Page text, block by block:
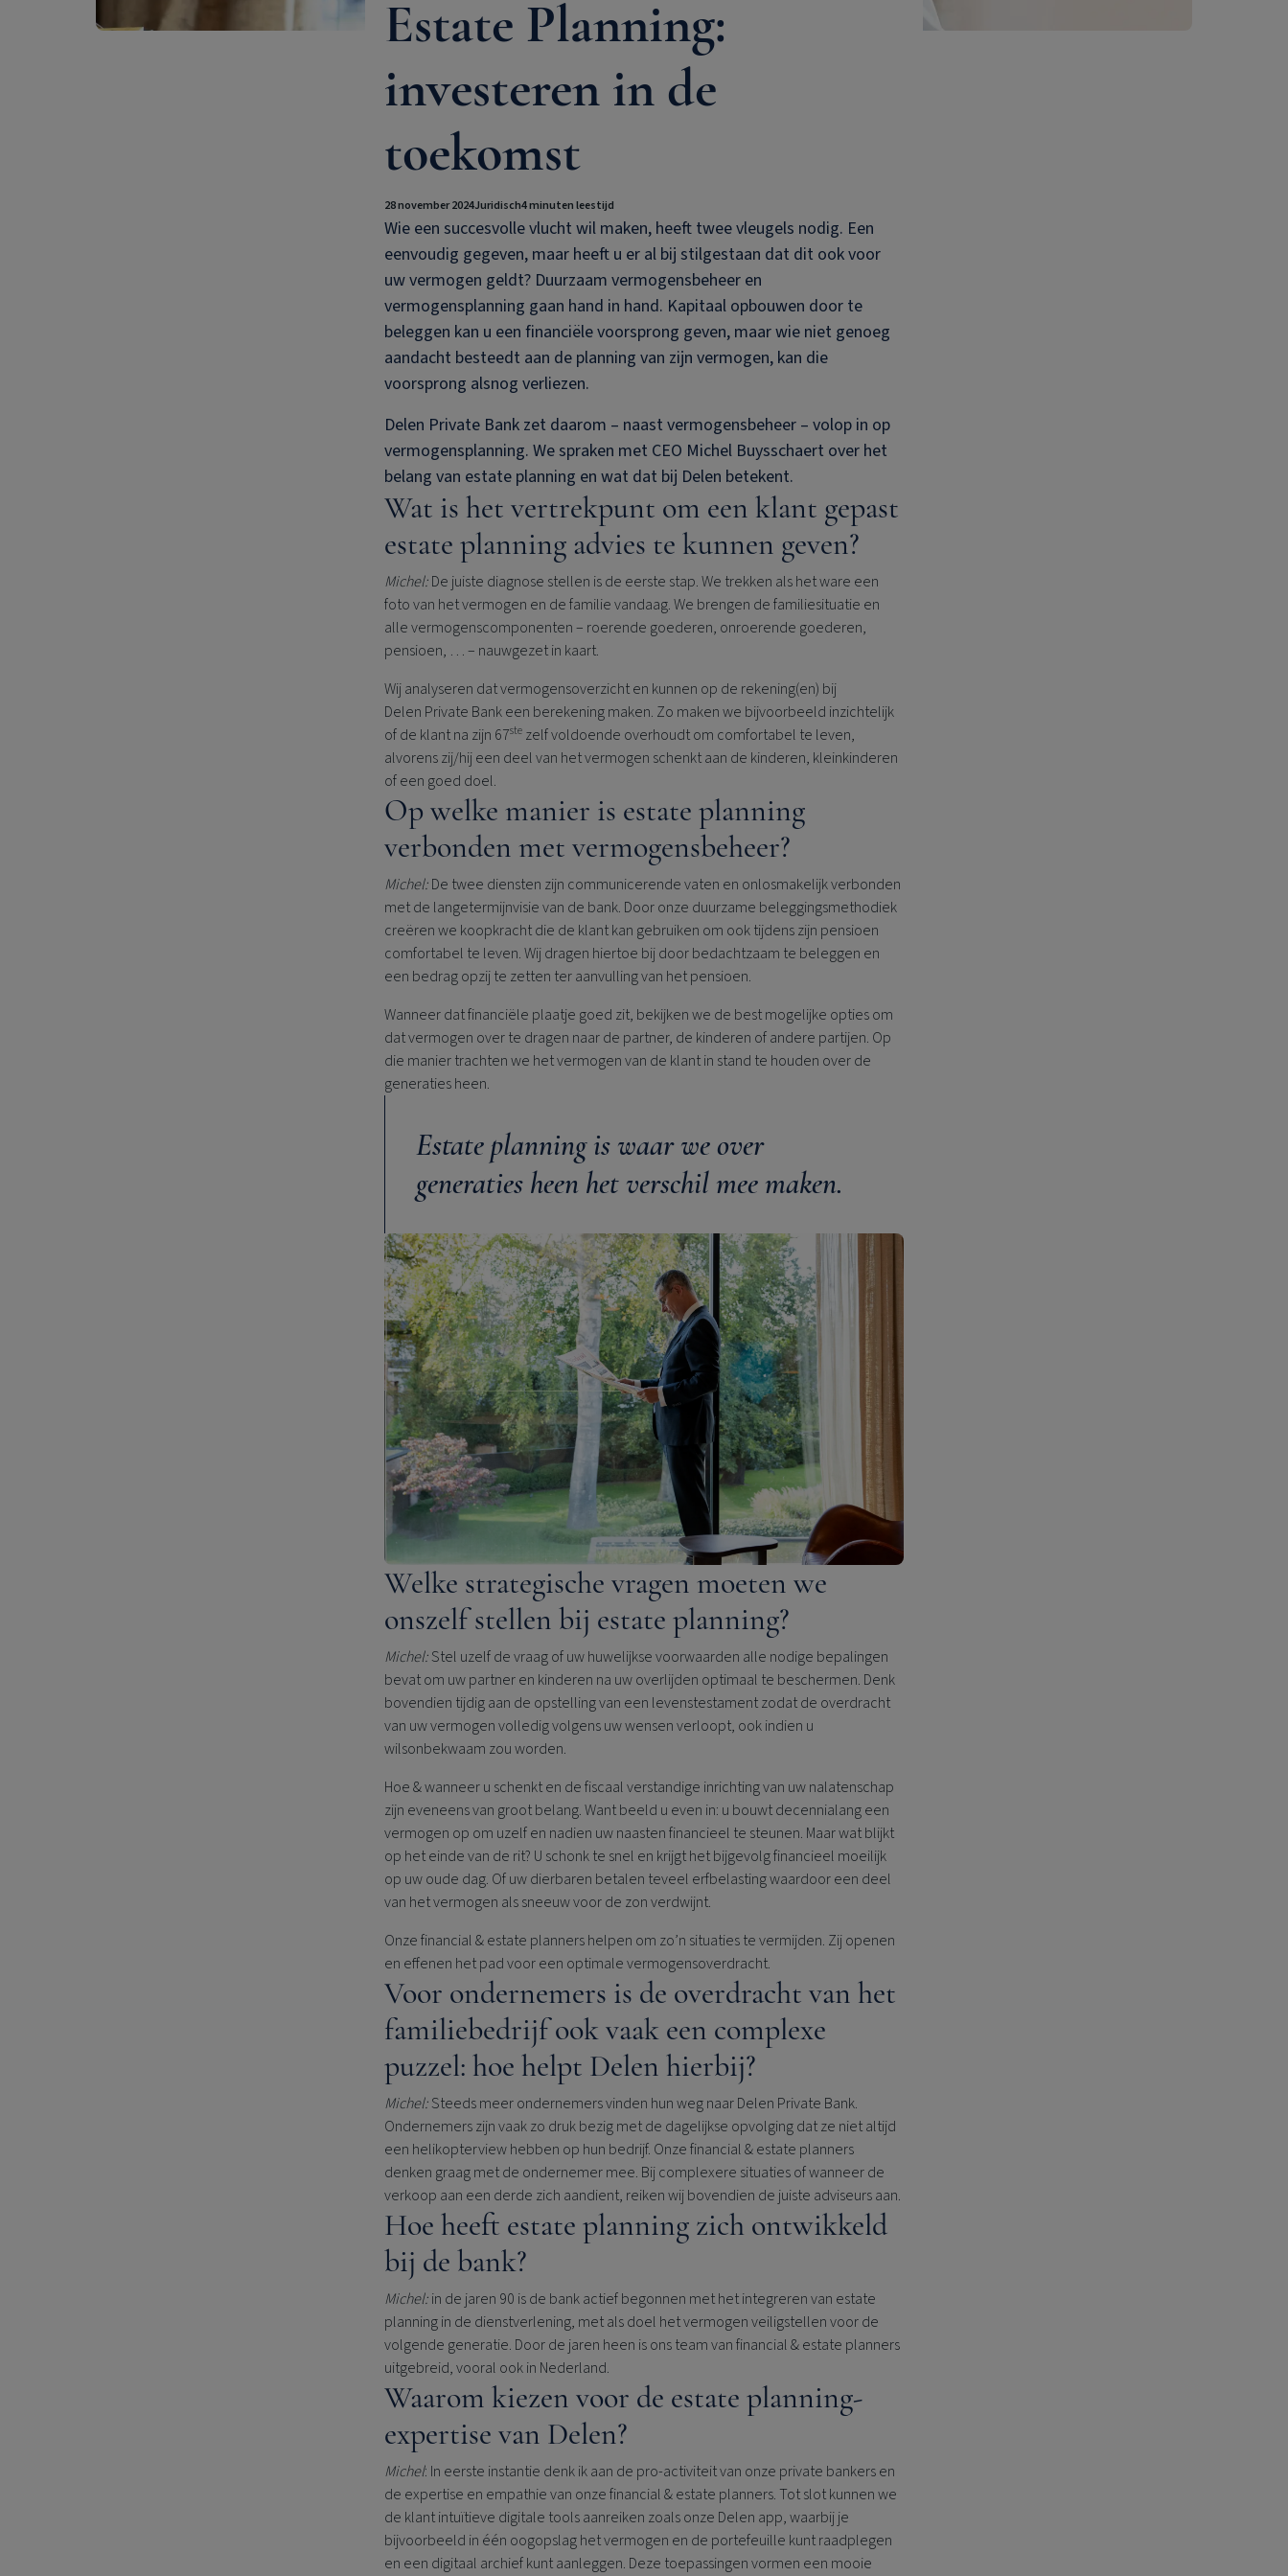
Estate Planning:
investeren in de
toekomst
28 november 2024Juridisch4 minuten leestijd
Wie een succesvolle vlucht wil maken, heeft twee vleugels nodig. Een
eenvoudig gegeven, maar heeft u er al bij stilgestaan dat dit ook voor
uw vermogen geldt? Duurzaam vermogensbeheer en
vermogensplanning gaan hand in hand. Kapitaal opbouwen door te
beleggen kan u een financiële voorsprong geven, maar wie niet genoeg
aandacht besteedt aan de planning van zijn vermogen, kan die
voorsprong alsnog verliezen.
Delen Private Bankzet daarom – naast vermogensbeheer – volop in op
vermogensplanning. We spraken met CEO Michel Buysschaert over het
belang van estate planning en wat dat bij Delen betekent.
Wat is het vertrekpunt om een klant gepast
estate planning advies te kunnen geven?
Michel:De juiste diagnose stellen is de eerste stap. We trekken als het ware een
foto van het vermogen en de familie vandaag. We brengen de familiesituatie en
alle vermogenscomponenten – roerende goederen, onroerende goederen,
pensioen, … – nauwgezet in kaart.
Wij analyseren dat vermogensoverzicht en kunnen op de rekening(en) bij
Delen Private Bankeen berekening maken. Zo maken we bijvoorbeeld inzichtelijk
of de klant na zijn 67stezelf voldoende overhoudt om comfortabel te leven,
alvorens zij/hij een deel van het vermogen schenkt aan de kinderen, kleinkinderen
of een goed doel.
Op welke manier is estate planning
verbonden met vermogensbeheer?
Michel:De twee diensten zijn communicerende vaten en onlosmakelijk verbonden
met de langetermijnvisie van de bank. Door onze duurzame beleggingsmethodiek
creëren we koopkracht die de klant kan gebruiken om ook tijdens zijn pensioen
comfortabel te leven. Wij dragen hiertoe bij door bedachtzaam te beleggen en
een bedrag opzij te zetten ter aanvulling van het pensioen.
Wanneer dat financiële plaatje goed zit, bekijken we de best mogelijke opties om
dat vermogen over te dragen naar de partner, de kinderen of andere partijen. Op
die manier trachten we het vermogen van de klant in stand te houden over de
generaties heen.
Estate planning is waar we over
generaties heen het verschil mee maken.
Welke strategische vragen moeten we
onszelf stellen bij estate planning?
Michel:Stel uzelf de vraag of uw huwelijkse voorwaarden alle nodige bepalingen
bevat om uw partner en kinderen na uw overlijden optimaal te beschermen. Denk
bovendien tijdig aan de opstelling van een levenstestament zodat de overdracht
van uw vermogen volledig volgens uw wensen verloopt, ook indien u
wilsonbekwaam zou worden.
Hoe & wanneer u schenkt en de fiscaal verstandige inrichting van uw nalatenschap
zijn eveneens van groot belang. Want beeld u even in: u bouwt decennialang een
vermogen op om uzelf en nadien uw naasten financieel te steunen. Maar wat blijkt
op het einde van de rit? U schonk te snel en krijgt het bijgevolg financieel moeilijk
op uw oude dag. Of uw dierbaren betalen teveel erfbelasting waardoor een deel
van het vermogen als sneeuw voor de zon verdwijnt.
Onze financial & estate planners helpen om zo’n situaties te vermijden. Zij openen
en effenen het pad voor een optimale vermogensoverdracht.
Voor ondernemers is de overdracht van het
familiebedrijf ook vaak een complexe
puzzel: hoe helpt Delen hierbij?
Michel:Steeds meer ondernemers vinden hun weg naarDelen Private Bank.
Ondernemers zijn vaak zo druk bezig met de dagelijkse opvolging dat ze niet altijd
een helikopterview hebben op hun bedrijf. Onze financial & estate planners
denken graag met de ondernemer mee. Bij complexere situaties of wanneer de
verkoop aan een derde zich aandient, reiken wij bovendien de juiste adviseurs aan.
Hoe heeft estate planning zich ontwikkeld
bij de bank?
Michel:in de jaren 90 is de bank actief begonnen met het integreren van estate
planning in de dienstverlening, met als doel het vermogen veiligstellen voor de
volgende generatie. Door de jaren heen is ons team van financial & estate planners
uitgebreid, vooral ook in Nederland.
Waarom kiezen voor de estate planning-
expertise van Delen?
Michel: In eerste instantie denk ik aan de pro-activiteit van onze private bankers en
de expertise en empathie van onze financial & estate planners. Tot slot kunnen we
de klant intuïtieve digitale tools aanreiken zoals onze Delen app, waarbij je
bijvoorbeeld in één oogopslag het vermogen en de portefeuille kunt raadplegen
en een digitaal archief kunt aanleggen. Deze toepassingen vormen een mooie